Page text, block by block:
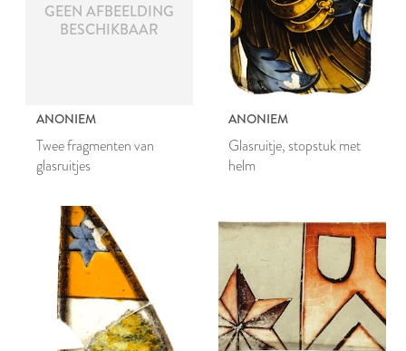
GEEN AFBEELDING
BESCHIKBAAR
ANONIEM
Twee fragmenten van
glasruitjes
ANONIEM
Glasruitje, stopstuk met
helm